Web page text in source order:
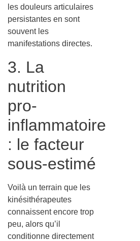
les douleurs articulaires
persistantes en sont
souvent les
manifestations directes.
3. La
nutrition
pro-
inflammatoire
: le facteur
sous-estimé
Voilà un terrain que les
kinésithérapeutes
connaissent encore trop
peu, alors qu’il
conditionne directement